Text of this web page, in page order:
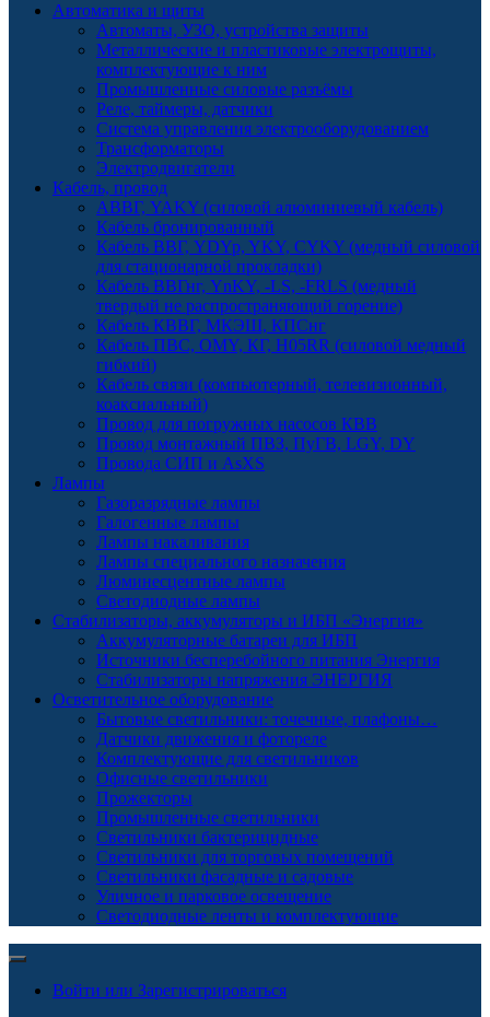
Автоматика и щиты
Автоматы, УЗО, устройства защиты
Металлические и пластиковые электрощиты,
комплектующие к ним
Промышленные силовые разъёмы
Реле, таймеры, датчики
Система управления электрооборудованием
Трансформаторы
Электродвигатели
Кабель, провод
АВВГ, YAKY (силовой алюминиевый кабель)
Кабель бронированный
Кабель ВВГ, YDYp, YKY, CYKY (медный силовой
для стационарной прокладки)
Кабель ВВГнг, YnKY, -LS, -FRLS (медный
твердый не распространяющий горение)
Кабель КВВГ, МКЭШ, КПСнг
Кабель ПВС, OMY, КГ, H05RR (силовой медный
гибкий)
Кабель связи (компьютерный, телевизионный,
коаксиальный)
Провод для погружных насосов КВВ
Провод монтажный ПВЗ, ПуГВ, LGY, DY
Провода СИП и AsXS
Лампы
Газоразрядные лампы
Галогенные лампы
Лампы накаливания
Лампы специального назначения
Люминесцентные лампы
Светодиодные лампы
Стабилизаторы, аккумуляторы и ИБП «Энергия»
Аккумуляторные батареи для ИБП
Источники бесперебойного питания Энергия
Стабилизаторы напряжения ЭНЕРГИЯ
Осветительное оборудование
Бытовые светильники: точечные, плафоны…
Датчики движения и фотореле
Комплектующие для светильников
Офисные светильники
Прожекторы
Промышленные светильники
Светильники бактерицидные
Светильники для торговых помещений
Светильники фасадные и садовые
Уличное и парковое освещение
Светодиодные ленты и комплектующие
Войти или Зарегистрироваться